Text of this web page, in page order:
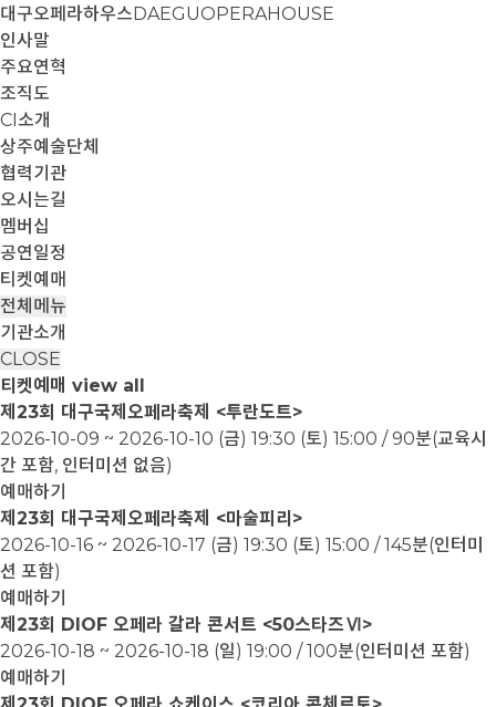
대구오페라하우스DAEGUOPERAHOUSE
인사말
주요연혁
조직도
CI소개
상주예술단체
협력기관
오시는길
멤버십
공연일정
티켓예매
전체메뉴
기관소개
CLOSE
티켓예매 view all
제23회 대구국제오페라축제 <투란도트>
2026-10-09 ~ 2026-10-10 (금) 19:30 (토) 15:00 / 90분(교육시
간 포함, 인터미션 없음)
예매하기
제23회 대구국제오페라축제 <마술피리>
2026-10-16 ~ 2026-10-17 (금) 19:30 (토) 15:00 / 145분(인터미
션 포함)
예매하기
제23회 DIOF 오페라 갈라 콘서트 <50스타즈Ⅵ>
2026-10-18 ~ 2026-10-18 (일) 19:00 / 100분(인터미션 포함)
예매하기